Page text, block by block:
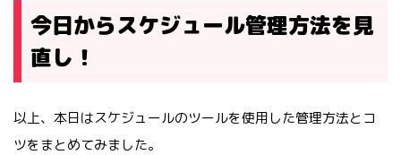
今日からスケジュール管理方法を見
直し！
以上、本日はスケジュールのツールを使用した管理方法とコ
ツをまとめてみました。